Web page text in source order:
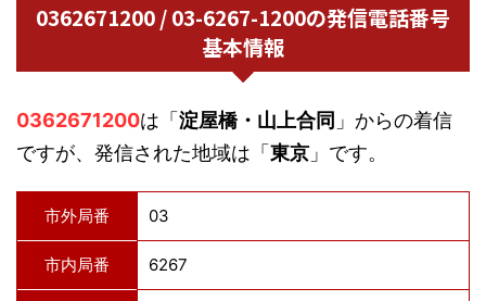
0362671200 / 03-6267-1200の発信電話番号
基本情報
0362671200は「淀屋橋・山上合同 」からの着信
ですが、発信された地域は「東京 」です。
市外局番 03
市内局番 6267